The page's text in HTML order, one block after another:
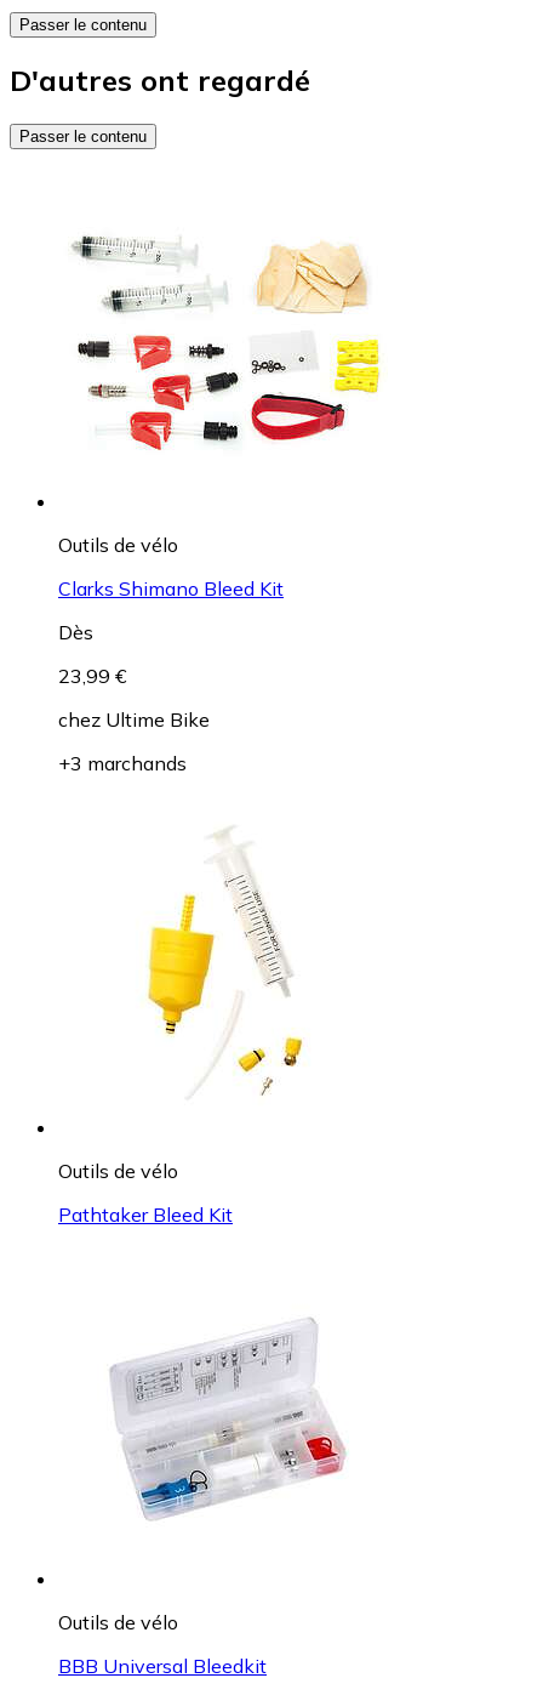
Passer le contenu
D'autres ont regardé
Passer le contenu
Outils de vélo
Clarks Shimano Bleed Kit
Dès
23,99 €
chez Ultime Bike
+3 marchands
Outils de vélo
Pathtaker Bleed Kit
Outils de vélo
BBB Universal Bleedkit